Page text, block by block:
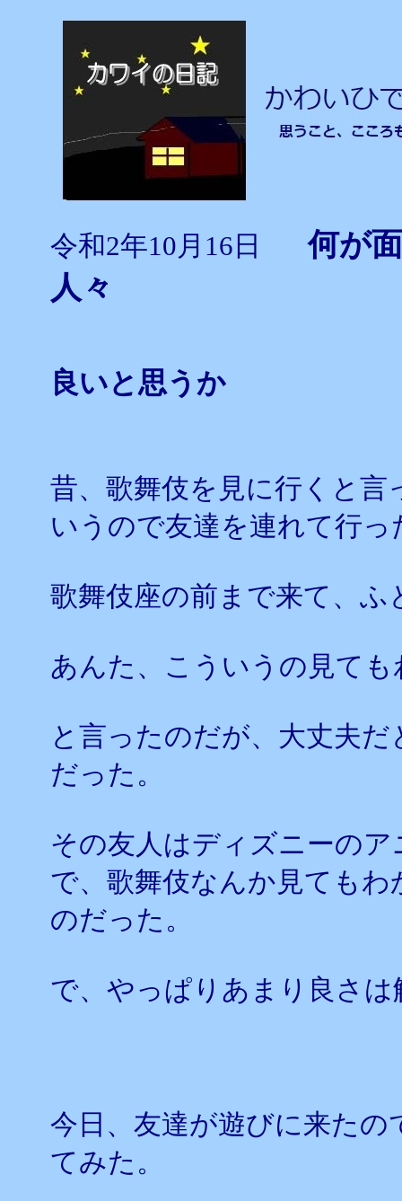
令和2年10月16日
何が
人々
良いと思うか
昔、歌舞伎を見に行くと
いうので友達を連れて行
歌舞伎座の前まで来て、ふ
あんた、こういうの見て
と言ったのだが、大丈夫
だった。
その友人はディズニーの
で、歌舞伎なんか見ても
のだった。
で、やっぱりあまり良さ
今日、友達が遊びに来た
てみた。